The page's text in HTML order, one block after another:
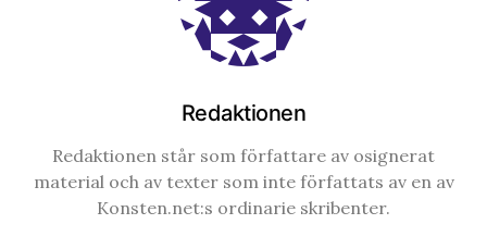
Redaktionen
Redaktionen står som författare av osignerat
material och av texter som inte författats av en av
Konsten.net:s ordinarie skribenter.